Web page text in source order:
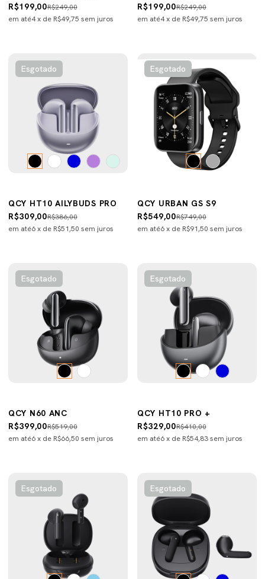
R$249,00
R$199,00
em até4x de R$49,75 sem juros
R$249,00
R$199,00
em até4x de R$49,75 sem juros
Esgotado
QCY HT10 AILYBUDS PRO
R$386,00
R$309,00
em até6x de R$51,50 sem juros
Esgotado
QCY URBAN GS S9
R$749,00
R$549,00
em até6x de R$91,50 sem juros
Esgotado
QCY N60 ANC
R$519,00
R$399,00
em até6x de R$66,50 sem juros
Esgotado
QCY HT10 PRO +
R$410,00
R$329,00
em até6x de R$54,83sem juros
Esgotado Esgotado